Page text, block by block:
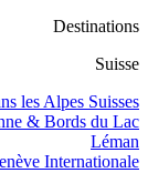
Destinations
Suisse
les Alpes Suisses
& Bords du Lac
Léman
Internationale